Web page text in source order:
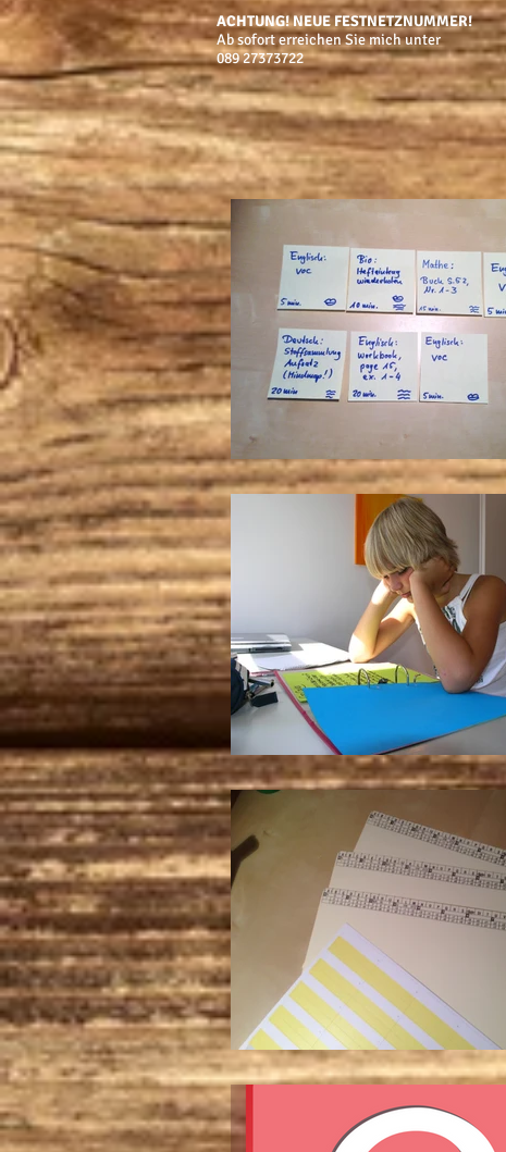
ACHTUNG! NEUE FESTNETZNUMMER!
​Ab sofort erreichen Sie mich unter
089 27373722